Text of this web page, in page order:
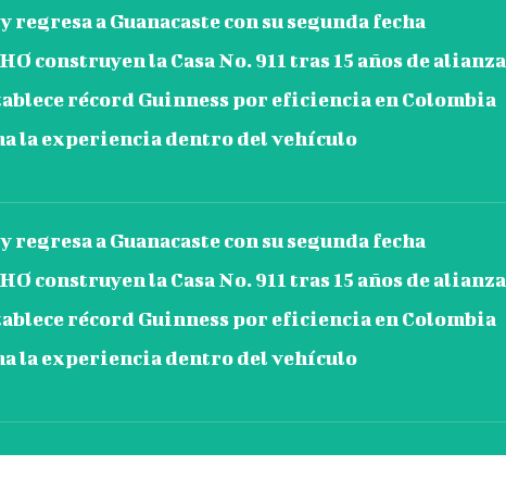
a Guanacaste con su segunda fecha
construyen la Casa No. 911 tras 15 años de alianza
récord Guinness por eficiencia en Colombia
la experiencia dentro del vehículo
a Guanacaste con su segunda fecha
construyen la Casa No. 911 tras 15 años de alianza
récord Guinness por eficiencia en Colombia
la experiencia dentro del vehículo